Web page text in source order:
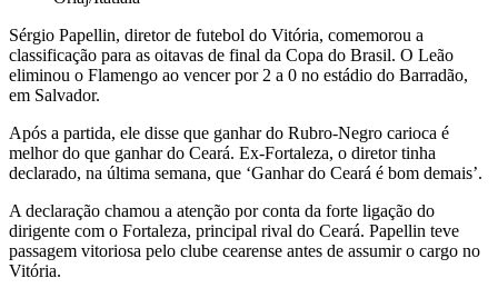
Sérgio Papellin, diretor de futebol do Vitória, comemorou a
classificação para as oitavas de final da Copa do Brasil. O Leão
eliminou o Flamengo ao vencer por 2 a 0 no estádio do Barradão,
em Salvador.
Após a partida, ele disse que ganhar do Rubro-Negro carioca é
melhor do que ganhar do Ceará. Ex-Fortaleza, o diretor tinha
declarado, na última semana, que ‘Ganhar do Ceará é bom demais’.
A declaração chamou a atenção por conta da forte ligação do
dirigente com o Fortaleza, principal rival do Ceará. Papellin teve
passagem vitoriosa pelo clube cearense antes de assumir o cargo no
Vitória.